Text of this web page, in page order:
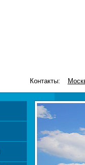
Контакты: